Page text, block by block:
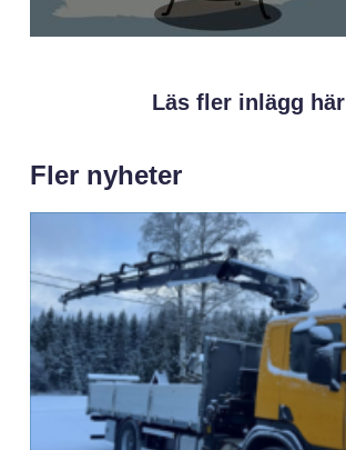
Läs fler inlägg här
Fler nyheter